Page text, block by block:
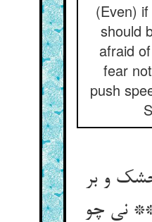
(Even)
should
afraid
fear
push
و بر
** نی چو